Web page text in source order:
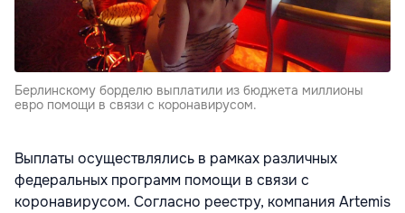
Берлинскому борделю выплатили из бюджета миллионы
евро помощи в связи с коронавирусом.
Выплаты осуществлялись в рамках различных
федеральных программ помощи в связи с
коронавирусом. Согласно реестру, компания Artemis